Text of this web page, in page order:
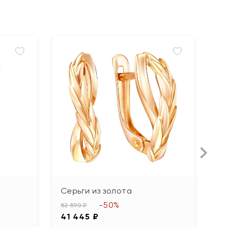
Серьги из золота
82 890 ₽
41 445 ₽
-50%